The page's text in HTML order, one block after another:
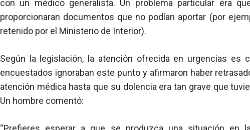
con un médico generalista. Un problema particular era
proporcionaran documentos que no podían aportar (por
retenido por el Ministerio de Interior).
Según la legislación, la atención ofrecida en urgencias es
encuestados ignoraban este punto y afirmaron haber
atención médica hasta que su dolencia era tan grave que
Un hombre comentó: